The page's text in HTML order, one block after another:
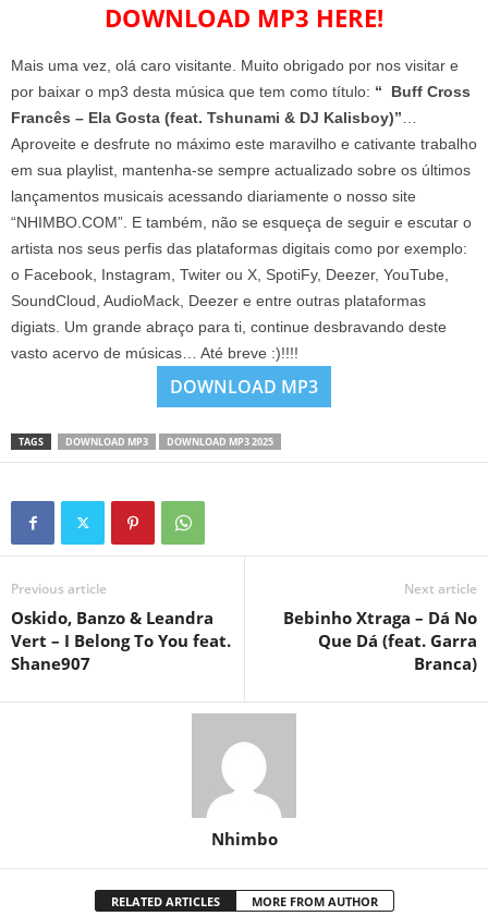
DOWNLOAD MP3 HERE!
Mais uma vez, olá caro visitante. Muito obrigado por nos visitar e
por baixar o mp3 desta música que tem como título: “ Buff Cross
Francês – Ela Gosta (feat. Tshunami & DJ Kalisboy)”
Aproveite e desfrute no máximo este maravilho e cativante trabalho
em sua playlist, mantenha-se sempre actualizado sobre os últimos
lançamentos musicais acessando diariamente o nosso site
“NHIMBO.COM”. E também, não se esqueça de seguir e escutar o
artista nos seus perfis das plataformas digitais como por exemplo:
o Facebook, Instagram, Twiter ou X, SpotiFy, Deezer, YouTube,
SoundCloud, AudioMack, Deezer e entre outras plataformas
digiats. Um grande abraço para ti, continue desbravando deste
vasto acervo de músicas… Até breve :)!!!!
DOWNLOAD MP3
TAGS DOWNLOAD MP3 DOWNLOAD MP3 2025
Previous article
Oskido, Banzo & Leandra
Vert – I Belong To You feat.
Shane907
Next article
Bebinho Xtraga – Dá No
Que Dá (feat. Garra
Branca)
Nhimbo
RELATED ARTICLES MORE FROM AUTHOR